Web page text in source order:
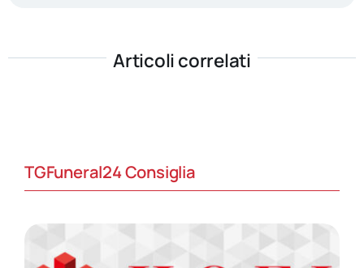
Articoli correlati
TGFuneral24 Consiglia